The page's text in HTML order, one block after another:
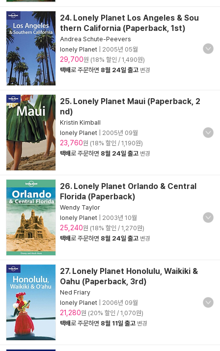
24. Lonely Planet Los Angeles & Sou
thern California (Paperback, 1st)
Andrea Schute-Peevers
lonely Planet
2005년 05월
29,700원 (18% 할인 / 1,490원)
택배로 주문하면 8월 24일 출고 변경
25. Lonely Planet Maui (Paperback, 2
nd)
Kristin Kimball
lonely Planet
2005년 09월
23,760원 (18% 할인 / 1,190원)
택배로 주문하면 8월 24일 출고 변경
26. Lonely Planet Orlando & Central
Florida (Paperback)
Wendy Taylor
lonely Planet
2003년 10월
25,240원 (18% 할인 / 1,270원)
택배로 주문하면 8월 24일 출고 변경
27. Lonely Planet Honolulu, Waikiki &
Oahu (Paperback, 3rd)
Ned Friary
lonely Planet
2006년 09월
21,280원 (20% 할인 / 1,070원)
택배로 주문하면 8월 11일 출고 변경